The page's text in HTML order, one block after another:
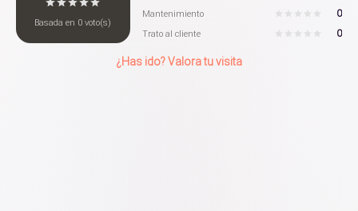
Basada en 0 voto(s)
Mantenimiento 0
Trato al cliente 0
¿Has ido? Valora tu visita